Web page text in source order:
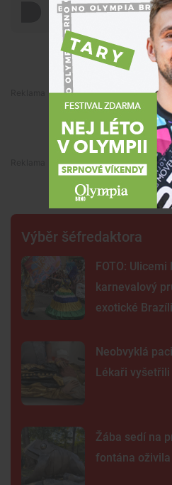
Premium
Výběr šéfredaktora
FOTO:
karnevalový
exotické
Neobvyklá
Lékaři vyšetřili
Žába sedí na
fontána oživila